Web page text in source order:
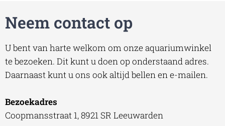
Neem contact op
U bent van harte welkom om onze aquariumwinkel
te bezoeken. Dit kunt u doen op onderstaand adres.
Daarnaast kunt u ons ook altijd bellen en e-mailen.
Bezoekadres
Coopmansstraat 1, 8921 SR Leeuwarden